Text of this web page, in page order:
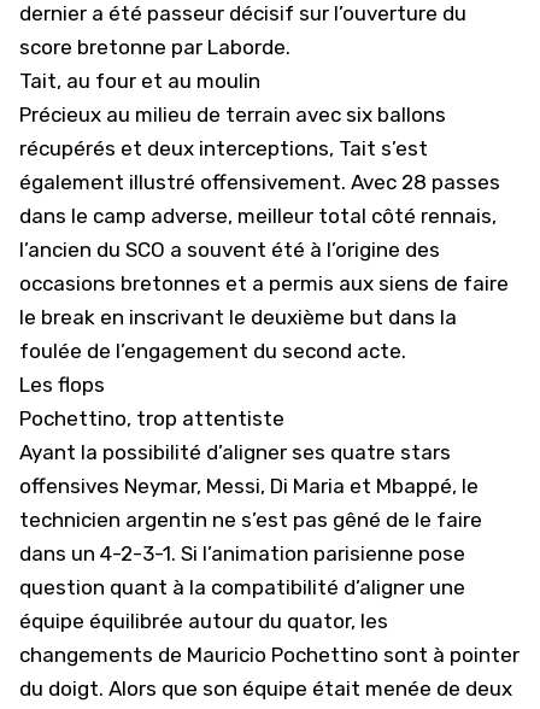
dernier a été passeur décisif sur l’ouverture du
score bretonne par Laborde.
Tait, au four et au moulin
Précieux au milieu de terrain avec six ballons
récupérés et deux interceptions, Tait s’est
également illustré offensivement. Avec 28 passes
dans le camp adverse, meilleur total côté rennais,
l’ancien du SCO a souvent été à l’origine des
occasions bretonnes et a permis aux siens de faire
le break en inscrivant le deuxième but dans la
foulée de l’engagement du second acte.
Les flops
Pochettino, trop attentiste
Ayant la possibilité d’aligner ses quatre stars
offensives Neymar, Messi, Di Maria et Mbappé, le
technicien argentin ne s’est pas gêné de le faire
dans un 4-2-3-1. Si l’animation parisienne pose
question quant à la compatibilité d’aligner une
équipe équilibrée autour du quator, les
changements de Mauricio Pochettino sont à pointer
du doigt. Alors que son équipe était menée de deux